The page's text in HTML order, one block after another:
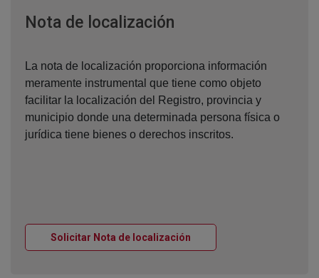
Nota de localización
La nota de localización proporciona información
meramente instrumental que tiene como objeto
facilitar la localización del Registro, provincia y
municipio donde una determinada persona física o
jurídica tiene bienes o derechos inscritos.
Solicitar Nota de localización